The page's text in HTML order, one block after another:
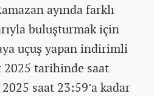
ayında farklı
buluşturmak için
uçuş yapan indirimli
tarihinde saat
saat 23:59’a kadar